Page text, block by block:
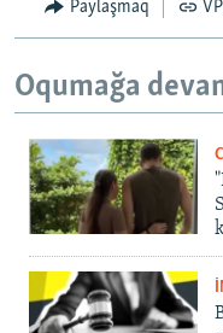
Paylaşmaq
Oqumağa